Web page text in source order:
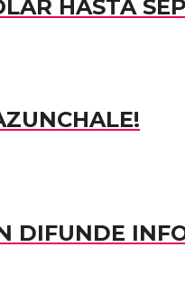
HASTA
DIFUNDE